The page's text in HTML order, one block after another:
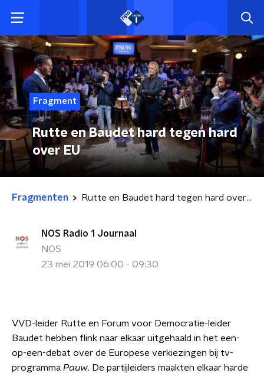
Fragment
Rutte en Baudet hard tegen hard
over EU
Fragmenten Rutte en Baudet hard tegen hard over EU
NOS Radio 1 Journaal
NOS
23 mei 2019 06:00 - 09:30
VVD-leider Rutte en Forum voor Democratie-leider
Baudet hebben flink naar elkaar uitgehaald in het een-
op-een-debat over de Europese verkiezingen bij tv-
programma Pauw. De partijleiders maakten elkaar harde